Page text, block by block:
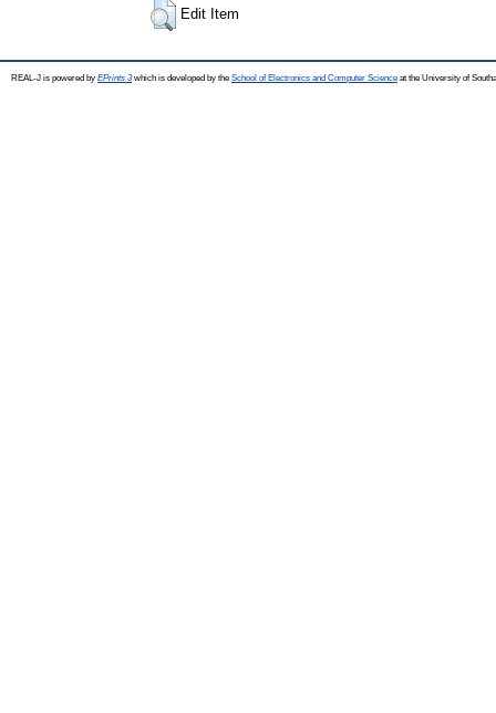
Edit Item
REAL-J is powered by EPrints 3which is developed by the School of Electronics and Computer Science at the University of